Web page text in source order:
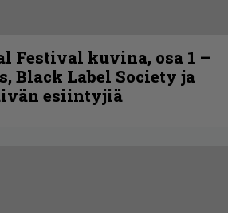
Festival kuvina, osa 1 –
Black Label Society ja
esiintyjiä